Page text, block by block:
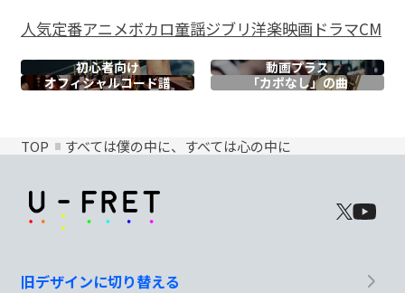
人気定番アニメボカロ童謡ジブリ洋楽映画ドラマCM
初心者向け
動画プラス
オフィシャルコード譜 「カポなし」の曲
TOP すべては僕の中に、すべては心の中に
旧デザインに切り替える